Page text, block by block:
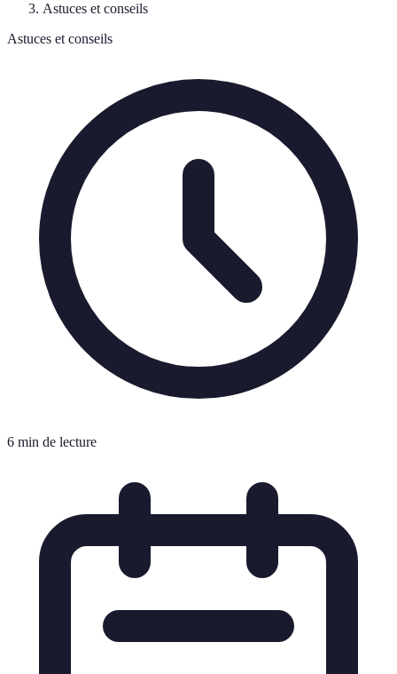
Astuces et conseils
Astuces et conseils
6 min de lecture